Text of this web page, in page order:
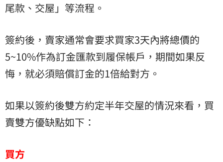
尾款、交屋」等流程。
簽約後，賣家通常會要求買家3天內將總價的
5~10%作為訂金匯款到履保帳戶，期間如果反
悔，就必須賠償訂金的1倍給對方。
如果以簽約後雙方約定半年交屋的情況來看，買
賣雙方優缺點如下：
買方